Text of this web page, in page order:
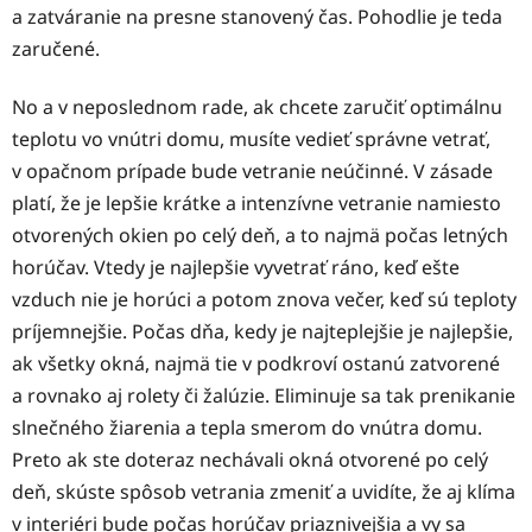
a zatváranie na presne stanovený čas. Pohodlie je teda
zaručené.
No a v neposlednom rade, ak chcete zaručiť optimálnu
teplotu vo vnútri domu, musíte vedieť správne vetrať,
v opačnom prípade bude vetranie neúčinné. V zásade
platí, že je lepšie krátke a intenzívne vetranie namiesto
otvorených okien po celý deň, a to najmä počas letných
horúčav. Vtedy je najlepšie vyvetrať ráno, keď ešte
vzduch nie je horúci a potom znova večer, keď sú teploty
príjemnejšie. Počas dňa, kedy je najteplejšie je najlepšie,
ak všetky okná, najmä tie v podkroví ostanú zatvorené
a rovnako aj rolety či žalúzie. Eliminuje sa tak prenikanie
slnečného žiarenia a tepla smerom do vnútra domu.
Preto ak ste doteraz nechávali okná otvorené po celý
deň, skúste spôsob vetrania zmeniť a uvidíte, že aj klíma
v interiéri bude počas horúčav priaznivejšia a vy sa